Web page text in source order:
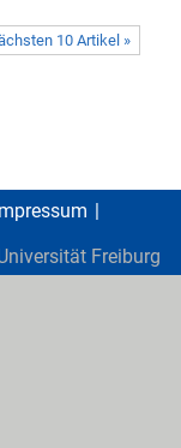
10 Artikel »
Freiburg